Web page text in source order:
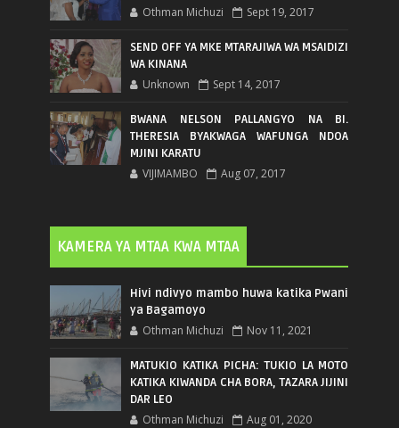
Othman Michuzi Sept 19, 2017
SEND OFF YA MKE MTARAJIWA WA MSAIDIZI
WA KINANA
Unknown Sept 14, 2017
BWANA NELSON PALLANGYO NA BI.
THERESIA BYAKWAGA WAFUNGA NDOA
MJINI KARATU
VIJIMAMBO Aug 07, 2017
KAMERA YA MTAA KWA MTAA
Hivi ndivyo mambo huwa katika Pwani
ya Bagamoyo
Othman Michuzi Nov 11, 2021
MATUKIO KATIKA PICHA: TUKIO LA MOTO
KATIKA KIWANDA CHA BORA, TAZARA JIJINI
DAR LEO
Othman Michuzi Aug 01, 2020